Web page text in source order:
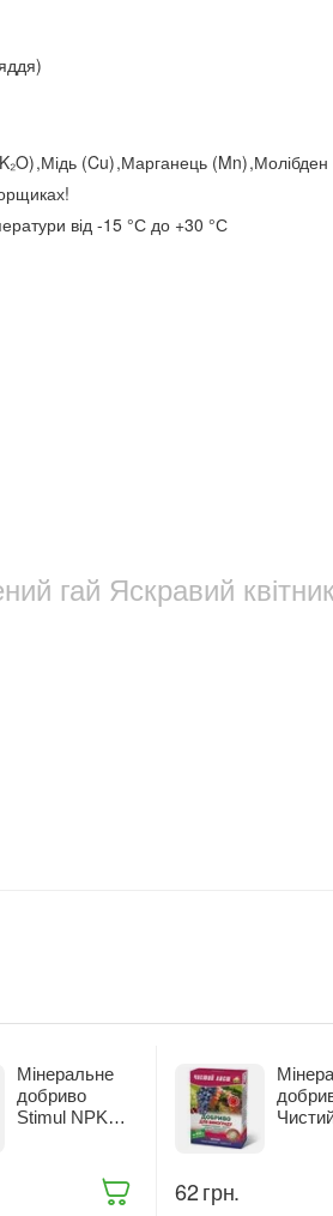
,Мідь (Cu),Марганець (Mn),
від -15 °С до +30 °С
гай Яскравий
Мінеральне
добриво
Stimul NPK
‍62‍грн.